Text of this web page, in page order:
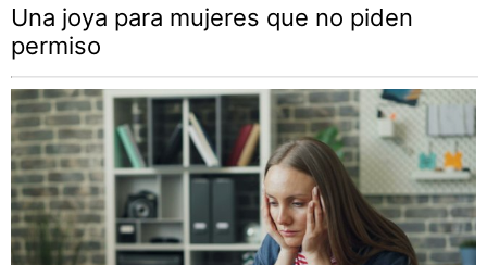
Una joya para mujeres que no piden
permiso